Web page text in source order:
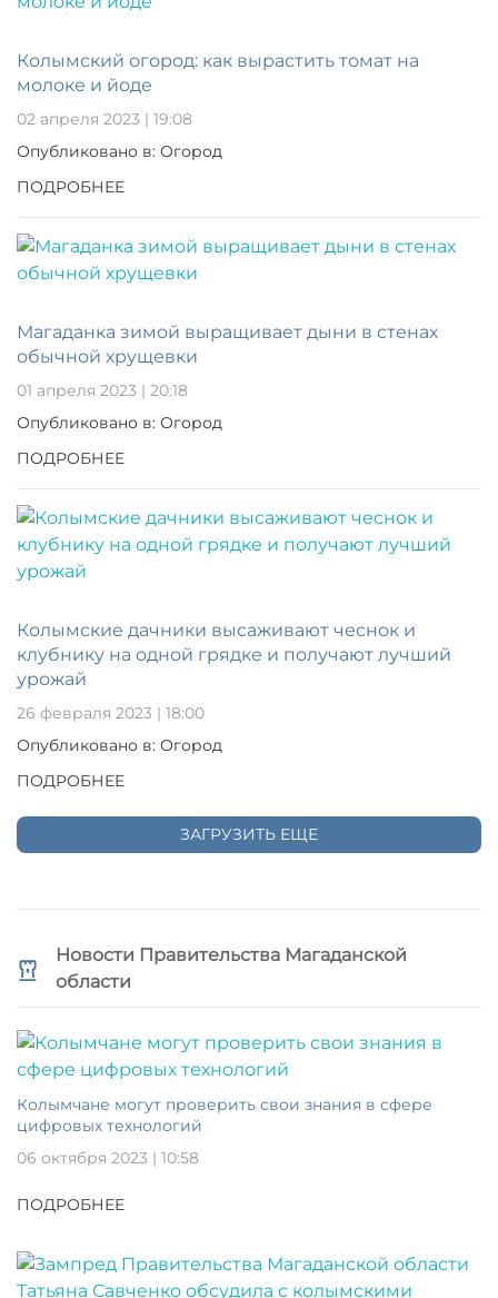
Колымский огород: как вырастить томат на
молоке и йоде
02 апреля 2023 | 19:08
Опубликовано в: Огород
ПОДРОБНЕЕ
Магаданка зимой выращивает дыни в стенах
обычной хрущевки
01 апреля 2023 | 20:18
Опубликовано в: Огород
ПОДРОБНЕЕ
Колымские дачники высаживают чеснок и
клубнику на одной грядке и получают лучший
урожай
26 февраля 2023 | 18:00
Опубликовано в: Огород
ПОДРОБНЕЕ
ЗАГРУЗИТЬ ЕЩЕ
Новости Правительства Магаданской
области
Колымчане могут проверить свои знания в сфере
цифровых технологий
06 октября 2023 | 10:58
ПОДРОБНЕЕ